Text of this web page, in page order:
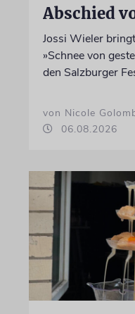
Abschied
Jossi Wieler
»Schnee von
den Salzburger
von Nicole
06.08.2026